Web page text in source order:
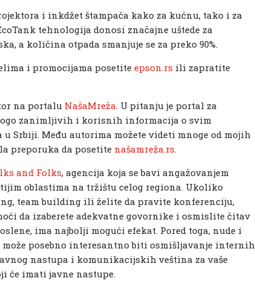
i inkdžet štampača kako za kućnu, tako i za
tehnologija donosi značajne uštede za
a količina otpada smanjuje se za preko 90%.
i promocijama posetiteepson.rs ili zapratite
na portalu NašaMreža. U pitanju je portal za
zanimljivih i korisnih informacija o svim
Srbiji. Među autorima možete videti mnoge od mojih
preporuka da posetite našamreža.rs.
and Folks, agencija koja se bavi angažovanjem
oblastima na tržištu celog regiona. Ukoliko
team building ili želite da pravite konferenciju,
da izaberete adekvatne govornike i osmislite čitav
ima najbolji mogući efekat. Pored toga, nude i
može posebno interesantno biti osmišljavanje internih
nastupa i komunikacijskih veština za vaše
će imati javne nastupe.